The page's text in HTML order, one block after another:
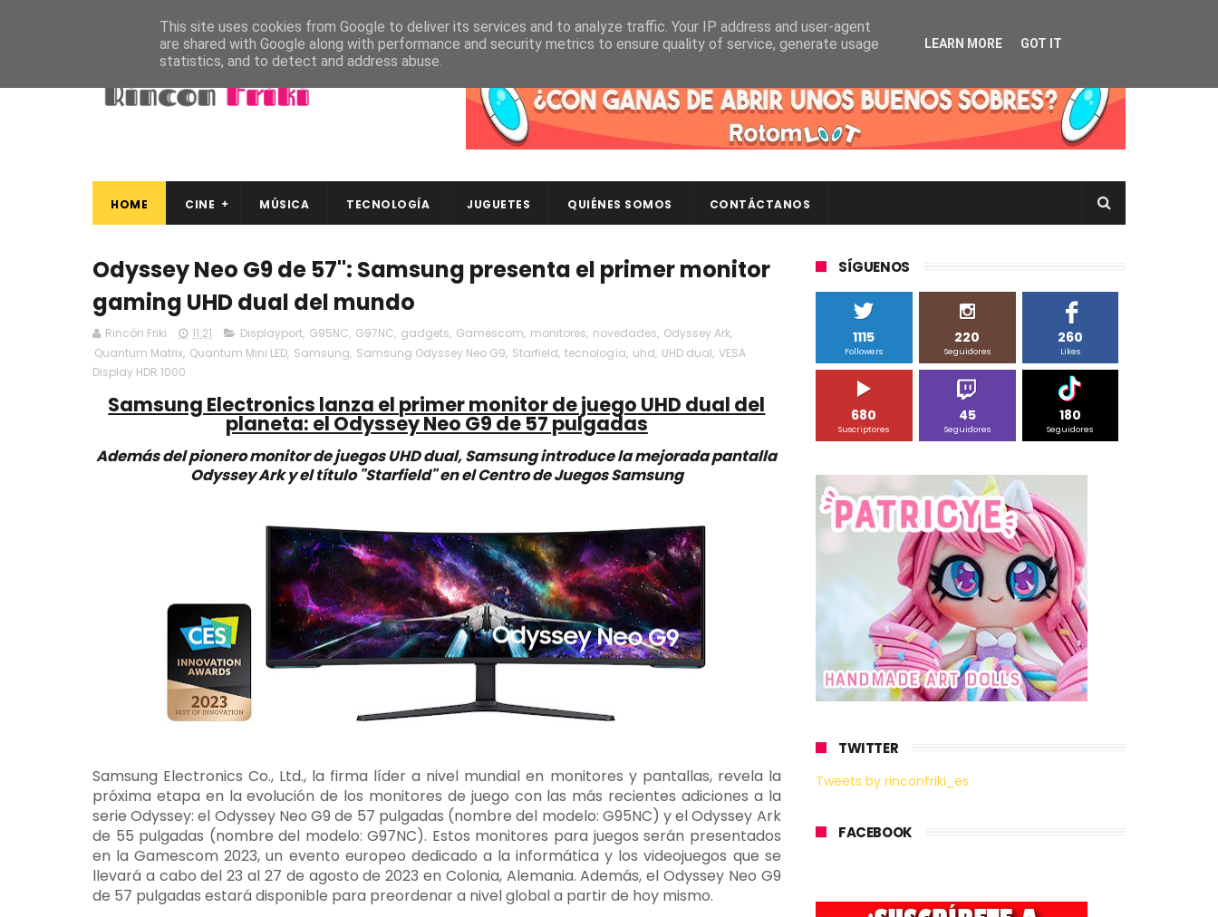
HOME CINE MÚSICA TECNOLOGÍA JUGUETES QUIÉNES SOMOS CONTÁCTANOS
Odyssey Neo G9 de 57'': Samsung presenta el primer monitor
gaming UHD dual del mundo
Rincón Friki 11:21 Displayport, G95NC, G97NC, gadgets, Gamescom, monitores, novedades, Odyssey Ark,
Quantum Matrix, Quantum Mini LED, Samsung, Samsung Odyssey Neo G9, Starfield, tecnología, uhd, UHD dual, VESA
Display HDR 1000
Samsung Electronics lanza el primer monitor de juego UHD dual del
planeta: el Odyssey Neo G9 de 57 pulgadas
Además del pionero monitor de juegos UHD dual, Samsung introduce la mejorada pantalla
Odyssey Ark y el título "Starfield" en el Centro de Juegos Samsung
Samsung Electronics Co., Ltd., la firma líder a nivel mundial en monitores y pantallas, revela la
próxima etapa en la evolución de los monitores de juego con las más recientes adiciones a la
serie Odyssey: el Odyssey Neo G9 de 57 pulgadas (nombre del modelo: G95NC) y el Odyssey Ark
de 55 pulgadas (nombre del modelo: G97NC). Estos monitores para juegos serán presentados
en la Gamescom 2023, un evento europeo dedicado a la informática y los videojuegos que se
llevará a cabo del 23 al 27 de agosto de 2023 en Colonia, Alemania. Además, el Odyssey Neo G9
de 57 pulgadas estará disponible para preordenar a nivel global a partir de hoy mismo.
SÍGUENOS
1115
Followers
220
Seguidores
260
Likes
680
Suscriptores
45
Seguidores
180
Seguidores
TWITTER
Tweets by rinconfriki_es
FACEBOOK
This site uses cookies from Google to deliver its services and to analyze traffic. Your IP address and user-agent
are shared with Google along with performance and security metrics to ensure quality of service, generate usage
statistics, and to detect and address abuse.
LEARN MORE GOT IT